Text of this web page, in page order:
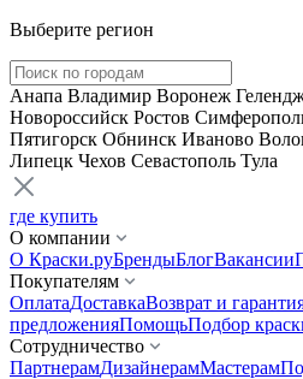
Выберите регион
Анапа Владимир Воронеж
Новороссийск Ростов
Пятигорск Обнинск Иваново
Липецк Чехов Севастополь Тула
где купить
О компании
О Краски.руБрендыБлогВакансии
Покупателям
ОплатаДоставкаВозврат и
предложенияПомощьПодбор
Сотрудничество
ПартнерамДизайнерамМастерам